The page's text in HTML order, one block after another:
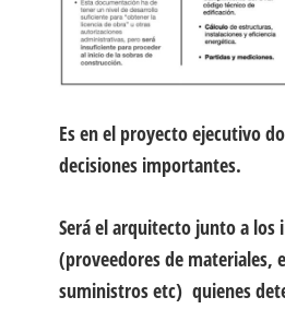
Es en el proyecto ejecutivo
decisiones importantes.
Será el arquitecto junto a los
(proveedores de materiales,
suministros etc) quienes